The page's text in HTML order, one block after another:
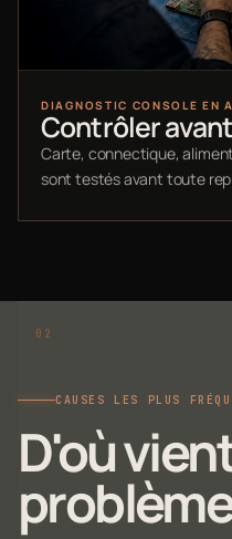
DIAGNOSTIC CONSOLE EN
Contrôler
Carte, connectique,
sont testés avant toute
CAUSES LES PLUS
D'où